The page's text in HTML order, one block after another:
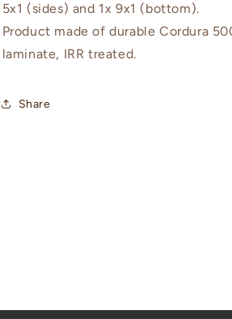
5x1 (sides) and 1x 9x1 (bottom).
Product made of durable Cordura
laminate, IRR treated.
Share